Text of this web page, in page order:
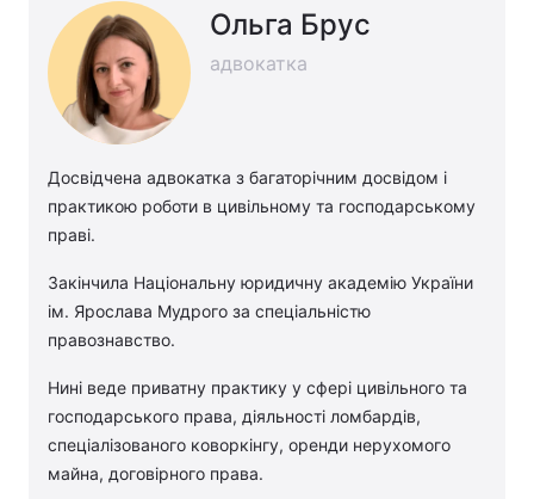
Ольга Брус
адвокатка
Досвідчена адвокатка з багаторічним досвідом і
практикою роботи в цивільному та господарському
праві.
Закінчила Національну юридичну академію України
ім. Ярослава Мудрого за спеціальністю
правознавство.
Нині веде приватну практику у сфері цивільного та
господарського права, діяльності ломбардів,
спеціалізованого коворкінгу, оренди нерухомого
майна, договірного права.